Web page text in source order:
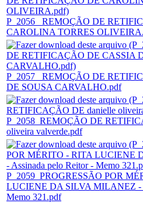
P_2056_ REMOÇÃO DE
CAROLINA TORRES
P_2057_ REMOÇÃO DE
DE SOUSA CARVALHO.pdf
P_2058_REMOÇÃO DE
oliveira valverde.pdf
P_2059_PROGRESSÃO POR
LUCIENE DA SILVA MILANEZ -
Memo 321.pdf